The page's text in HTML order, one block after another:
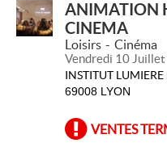
ANIMATION
CINEMA
Loisirs Cinéma
Vendredi 10
INSTITUT LUMIERE
69008 LYON
VENTES